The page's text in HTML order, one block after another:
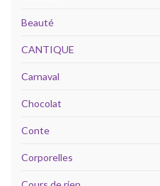
Beauté
CANTIQUE
Carnaval
Chocolat
Conte
Corporelles